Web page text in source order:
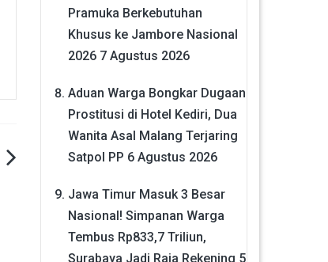
Pramuka Berkebutuhan
Khusus ke Jambore Nasional
2026 7 Agustus 2026
Aduan Warga Bongkar Dugaan
Prostitusi di Hotel Kediri, Dua
Wanita Asal Malang Terjaring
Satpol PP 6 Agustus 2026
Jawa Timur Masuk 3 Besar
Nasional! Simpanan Warga
Tembus Rp833,7 Triliun,
Surabaya Jadi Raja Rekening 5